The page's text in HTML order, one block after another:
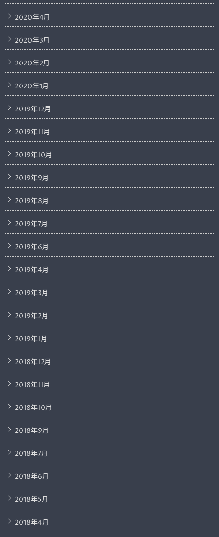
2020年4月
2020年3月
2020年2月
2020年1月
2019年12月
2019年11月
2019年10月
2019年9月
2019年8月
2019年7月
2019年6月
2019年4月
2019年3月
2019年2月
2019年1月
2018年12月
2018年11月
2018年10月
2018年9月
2018年7月
2018年6月
2018年5月
2018年4月